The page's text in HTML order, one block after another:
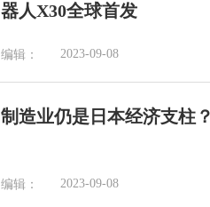
器人X30全球首发
编辑： 2023-09-08
制造业仍是日本经济支柱
编辑： 2023-09-08